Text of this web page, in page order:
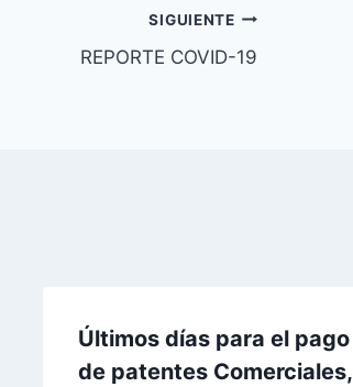
SIGUIENTE
REPORTE COVID-19
Últimos días para el pago
de patentes Comerciales,